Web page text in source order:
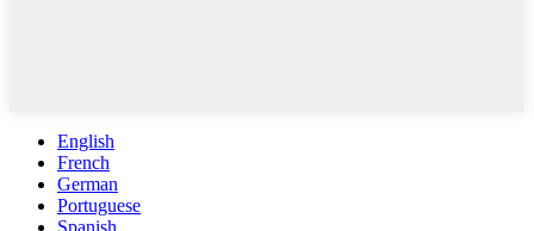
English
French
German
Portuguese
Spanish